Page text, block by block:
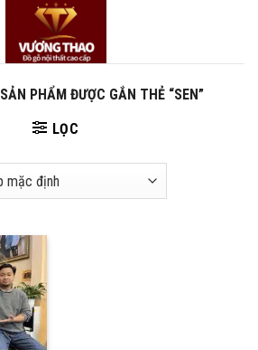
SẢN PHẨM ĐƯỢC GẮN THẺ “SEN”
LỌC